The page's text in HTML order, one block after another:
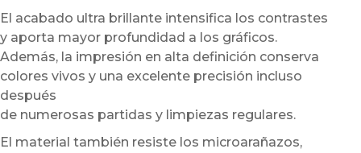
El acabado ultra brillante intensifica los contrastes
y aporta mayor profundidad a los gráficos.
Además, la impresión en alta definición conserva
colores vivos y una excelente precisión incluso
después
de numerosas partidas y limpiezas regulares.
El material también resiste los microarañazos,